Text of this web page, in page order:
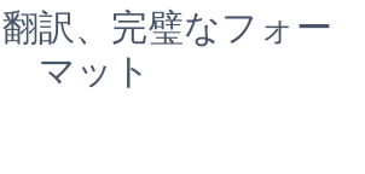
訳、完璧なフォー
マット